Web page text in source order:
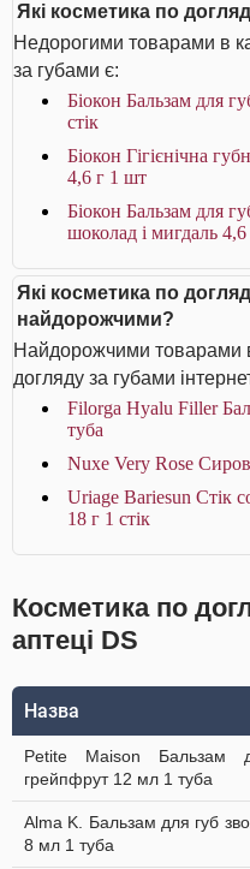
Які косметика по
Недорогими товарами в
за губами є:
Біокон Бальзам для
стік
Біокон Гігієнічна
4,6 г 1 шт
Біокон Бальзам для
шоколад і мигдаль
Які косметика по
найдорожчими?
Найдорожчими товарами в
догляду за губами
Filorga Hyalu Filler
туба
Nuxe Very Rose
Uriage Bariesun Стік
18 г 1 стік
Косметика по
аптеці DS
Назва
Petite Maison Бальзам
грейпфрут 12 мл 1 туба
Alma K. Бальзам для губ
8 мл 1 туба